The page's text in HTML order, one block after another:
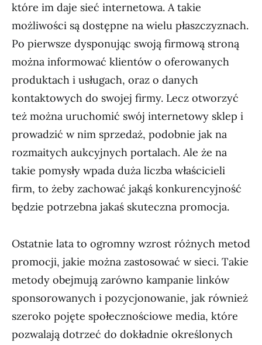
które im daje sieć internetowa. A takie
możliwości są dostępne na wielu płaszczyznach.
Po pierwsze dysponując swoją firmową stroną
można informować klientów o oferowanych
produktach i usługach, oraz o danych
kontaktowych do swojej firmy. Lecz otworzyć
też można uruchomić swój internetowy sklep i
prowadzić w nim sprzedaż, podobnie jak na
rozmaitych aukcyjnych portalach. Ale że na
takie pomysły wpada duża liczba właścicieli
firm, to żeby zachować jakąś konkurencyjność
będzie potrzebna jakaś skuteczna promocja.
Ostatnie lata to ogromny wzrost różnych metod
promocji, jakie można zastosować w sieci. Takie
metody obejmują zarówno kampanie linków
sponsorowanych i pozycjonowanie, jak również
szeroko pojęte społecznościowe media, które
pozwalają dotrzeć do dokładnie określonych